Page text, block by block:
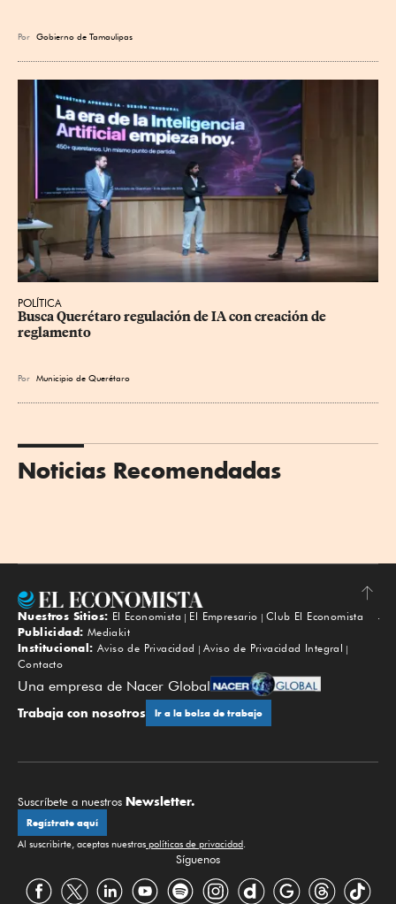
Por Gobierno de Tamaulipas
POLÍTICA
Busca Querétaro regulación de IA con creación de
reglamento
Por Municipio de Querétaro
Noticias Recomendadas
Subir
Nuestros Sitios: El Economista El Empresario
Club El Economista
Publicidad: Mediakit
Institucional: Aviso de Privacidad
Aviso de Privacidad Integral
Contacto
Una empresa de Nacer Global
Trabaja con nosotros Ir a la bolsa de trabajo
Suscríbete a nuestros Newsletter.
Regístrate aquí
Al suscribirte, aceptas nuestras políticas de privacidad.
Síguenos